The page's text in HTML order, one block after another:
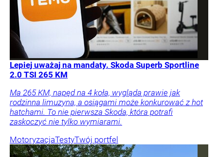
Lepiej uważaj na mandaty. Skoda Superb Sportline
2.0 TSI 265 KM
Ma 265 KM, napęd na 4 koła, wygląda prawie jak
rodzinna limuzyna, a osiągami może konkurować z hot
hatchami. To nie pierwsza Skoda, która potrafi
zaskoczyć nie tylko wymiarami.
MotoryzacjaTestyTwój portfel